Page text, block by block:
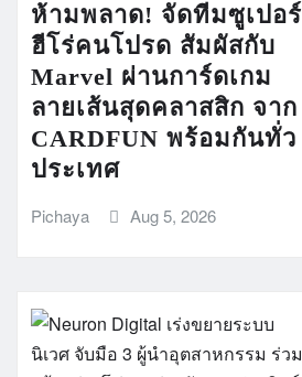
ห้ามพลาด! จัดทีมซูเปอร์
ฮีโร่คนโปรด สัมผัสกับ
Marvel ผ่านการ์ดเกม
ลายเส้นสุดคลาสสิก จาก
CARDFUN พร้อมกันทั่ว
ประเทศ
Pichaya Aug 5, 2026